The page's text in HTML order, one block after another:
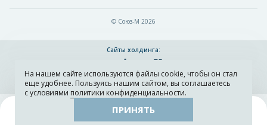
Каталог Остатки тканей
© Союз-М 2026
Сайты холдинга:
Разработка и поддержка сайта ADN
На нашем сайте используются файлы cookie, чтобы он стал
еще удобнее. Пользуясь нашим сайтом, вы соглашаетесь
с условиями политики конфиденциальности.
ПРИНЯТЬ